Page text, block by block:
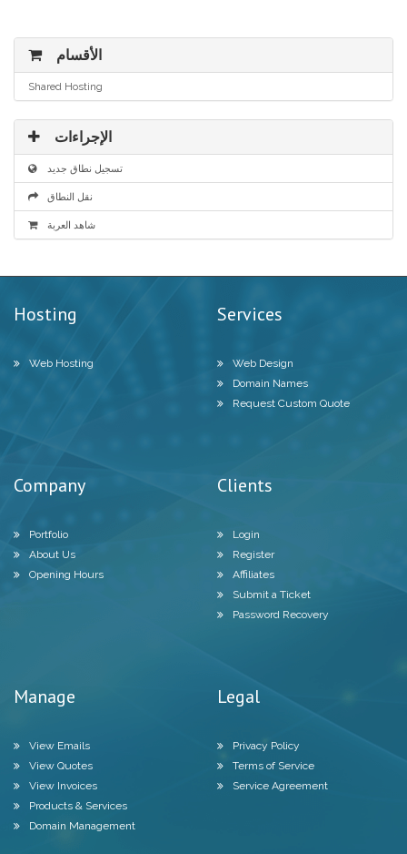
الأقسام
Shared Hosting
الإجراءات
تسجيل نطاق جديد
نقل النطاق
شاهد العربة
Hosting
Web Hosting
Services
Web Design
Domain Names
Request Custom Quote
Company
Portfolio
About Us
Opening Hours
Clients
Login
Register
Affiliates
Submit a Ticket
Password Recovery
Manage
View Emails
View Quotes
View Invoices
Products & Services
Domain Management
Legal
Privacy Policy
Terms of Service
Service Agreement